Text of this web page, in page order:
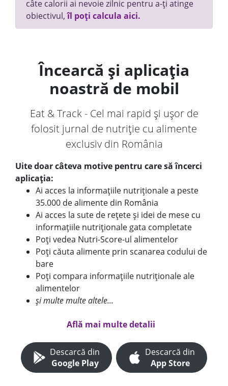
câte calorii ai nevoie zilnic pentru a-ți atinge
obiectivul,îl poți calcula aici.
Încearcă și aplicația
noastră de mobil
Eat & Track - Cel mai rapid și ușor de
folosit jurnal de nutriție cu alimente
exclusiv din România
Uite doar câteva motive pentru care să încerci
aplicația:
Ai acces la informațiile nutriționale a peste
35.000 de alimente din România
Ai acces la sute de rețete și idei de mese cu
informațiile nutriționale gata completate
Poți vedea Nutri-Score-ul alimentelor
Poți căuta alimente prin scanarea codului de
bare
Poți compara informațiile nutriționale ale
alimentelor
și multe multe altele...
Află mai multe detalii
Descarcă din
Google Play
Descarcă din
App Store